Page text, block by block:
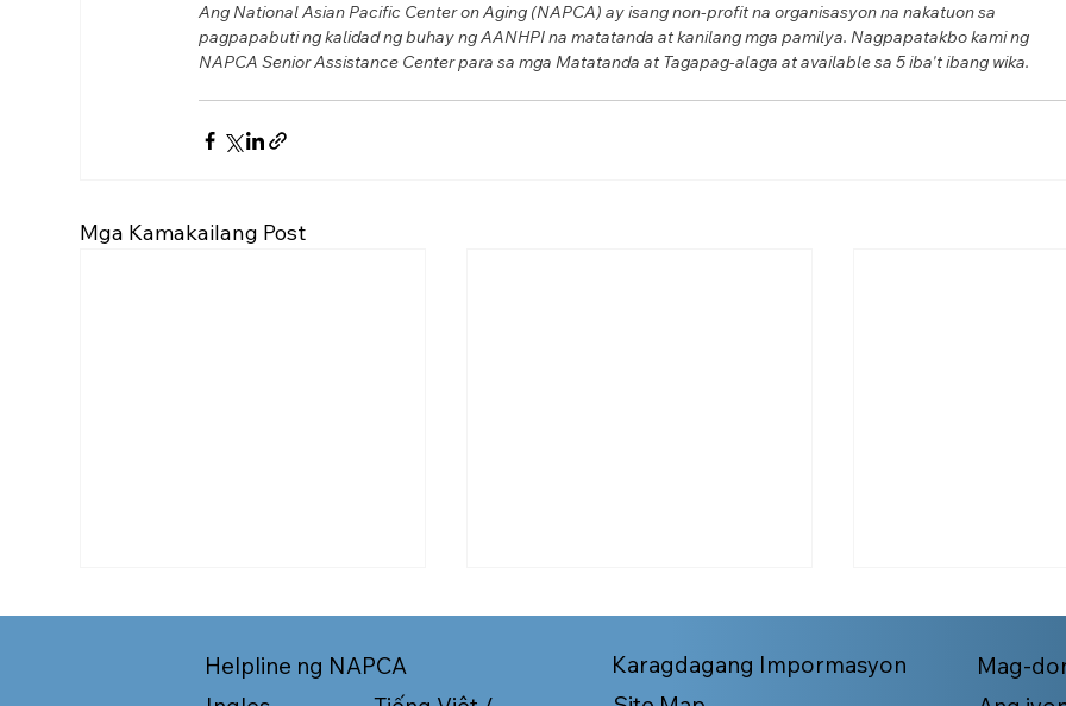
Ang National Asian Pacific Center on Aging (NAPCA) ay isang non-profit na organisasyon na nakatuon sa
pagpapabuti ng kalidad ng buhay ng AANHPI na matatanda at kanilang mga pamilya. Nagpapatakbo kami ng
NAPCA Senior Assistance Center para sa mga Matatanda at Tagapag-alaga at available sa 5 iba't ibang wika.
Mga Kamakailang Post
Helpline ng NAPCA
Karagdagang Impormasyon
Mag-